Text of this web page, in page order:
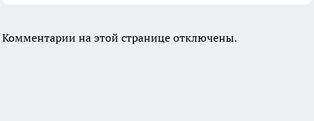
Комментарии на этой странице отключены.